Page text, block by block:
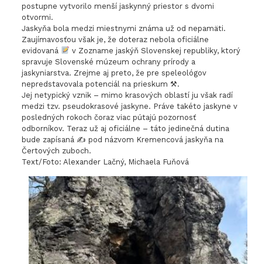
postupne vytvorilo menší jaskynný priestor s dvomi
otvormi.
Jaskyňa bola medzi miestnymi známa už od nepamäti.
Zaujímavosťou však je, že doteraz nebola oficiálne
evidovaná
v Zozname jaskýň Slovenskej republiky, ktorý
spravuje Slovenské múzeum ochrany prírody a
jaskyniarstva. Zrejme aj preto, že pre speleológov
nepredstavovala potenciál na prieskum ⚒.
Jej netypický vznik – mimo krasových oblastí ju však radí
medzi tzv. pseudokrasové jaskyne. Práve takéto jaskyne v
posledných rokoch čoraz viac pútajú pozornosť
odborníkov. Teraz už aj oficiálne – táto jedinečná dutina
bude zapísaná ✍️ pod názvom Kremencová jaskyňa na
Čertových zuboch.
Text/Foto: Alexander Lačný, Michaela Fuňová